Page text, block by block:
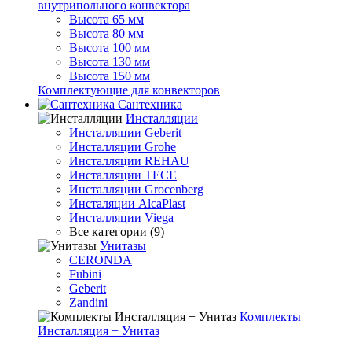
внутрипольного конвектора
Высота 65 мм
Высота 80 мм
Высота 100 мм
Высота 130 мм
Высота 150 мм
Комплектующие для конвекторов
Сантехника
Инсталляции
Инсталляции Geberit
Инсталляции Grohe
Инсталляции REHAU
Инсталляции TECE
Инсталляции Grocenberg
Инсталяции AlcaPlast
Инсталляции Viega
Все категории (9)
Унитазы
CERONDA
Fubini
Geberit
Zandini
Комплекты
Инсталляция + Унитаз